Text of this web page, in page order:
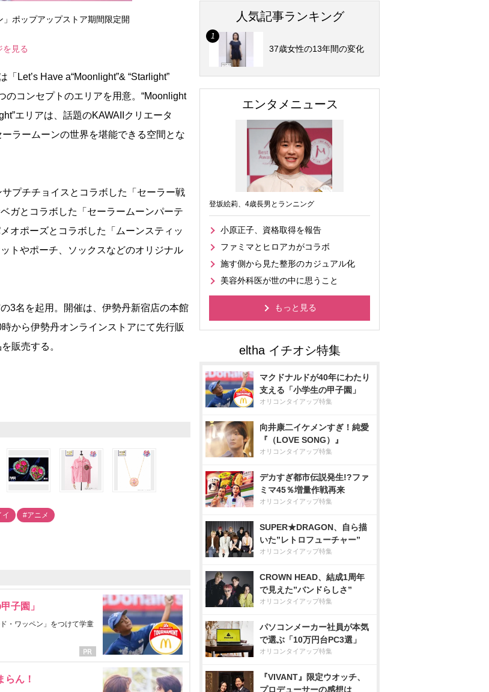
ポップアップストア期間限定開
を見る
Let’s Have a“Moonlight”& “Starlight”
のコンセプトのエリアを用意。“Moonlight
エリアは、話題のKAWAIIクリエータ
ラームーンの世界を堪能できる空間とな
プチチョイスとコラボした「セーラー戦
ガとコラボした「セーラームーンパーテ
オポーズとコラボした「ムーンスティッ
トやポーチ、ソックスなどのオリジナル
3名を起用。開催は、伊勢丹新宿店の本館
から伊勢丹オンラインストアにて先行販
販売する。
イ #アニメ
子園」
・ワッペン」をつけて学童
らん！
人気記事ランキング
37歳女性の13年間の変化
エンタメニュース
登坂絵莉、4歳長男とランニング
小原正子、資格取得を報告
ファミマとヒロアカがコラボ
施す側から見た整形のカジュアル化
美容外科医が世の中に思うこと
もっと見る
マクドナルドが40年にわたり
支える「小学生の甲子園」
オリコンタイアップ特集
向井康二イケメンすぎ！純愛
『（LOVE SONG）』
オリコンタイアップ特集
デカすぎ都市伝説発生!?ファ
ミマ45％増量作戦再来
オリコンタイアップ特集
SUPER★DRAGON、自ら描
いた”レトロフューチャー”
オリコンタイアップ特集
CROWN HEAD、結成1周年
で見えた”バンドらしさ”
オリコンタイアップ特集
パソコンメーカー社員が本気
で選ぶ「10万円台PC3選」
オリコンタイアップ特集
『VIVANT』限定ウオッチ、
プロデューサーの感想は